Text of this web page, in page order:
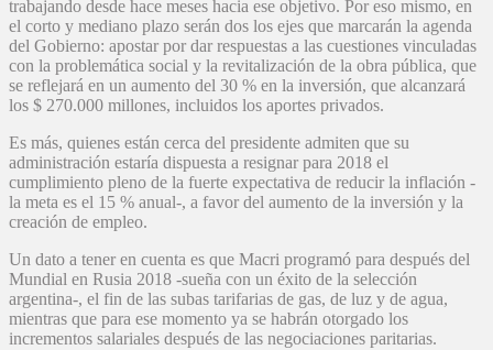
trabajando desde hace meses hacia ese objetivo. Por eso mismo, en
el corto y mediano plazo serán dos los ejes que marcarán la agenda
del Gobierno: apostar por dar respuestas a las cuestiones vinculadas
con la problemática social y la revitalización de la obra pública, que
se reflejará en un aumento del 30 % en la inversión, que alcanzará
los $ 270.000 millones, incluidos los aportes privados.
Es más, quienes están cerca del presidente admiten que su
administración estaría dispuesta a resignar para 2018 el
cumplimiento pleno de la fuerte expectativa de reducir la inflación -
la meta es el 15 % anual-, a favor del aumento de la inversión y la
creación de empleo.
Un dato a tener en cuenta es que Macri programó para después del
Mundial en Rusia 2018 -sueña con un éxito de la selección
argentina-, el fin de las subas tarifarias de gas, de luz y de agua,
mientras que para ese momento ya se habrán otorgado los
incrementos salariales después de las negociaciones paritarias.